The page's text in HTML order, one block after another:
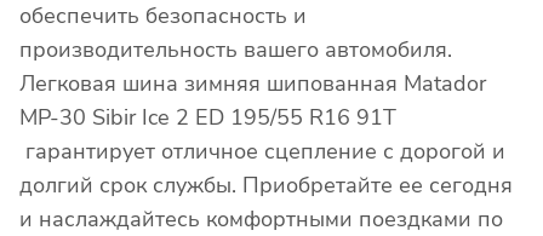
обеспечить безопасность и
производительность вашего автомобиля.
Легковая шина зимняя шипованная Matador
MP-30 Sibir Ice 2 ED 195/55 R16 91T
гарантирует отличное сцепление с дорогой и
долгий срок службы. Приобретайте ее сегодня
и наслаждайтесь комфортными поездками по